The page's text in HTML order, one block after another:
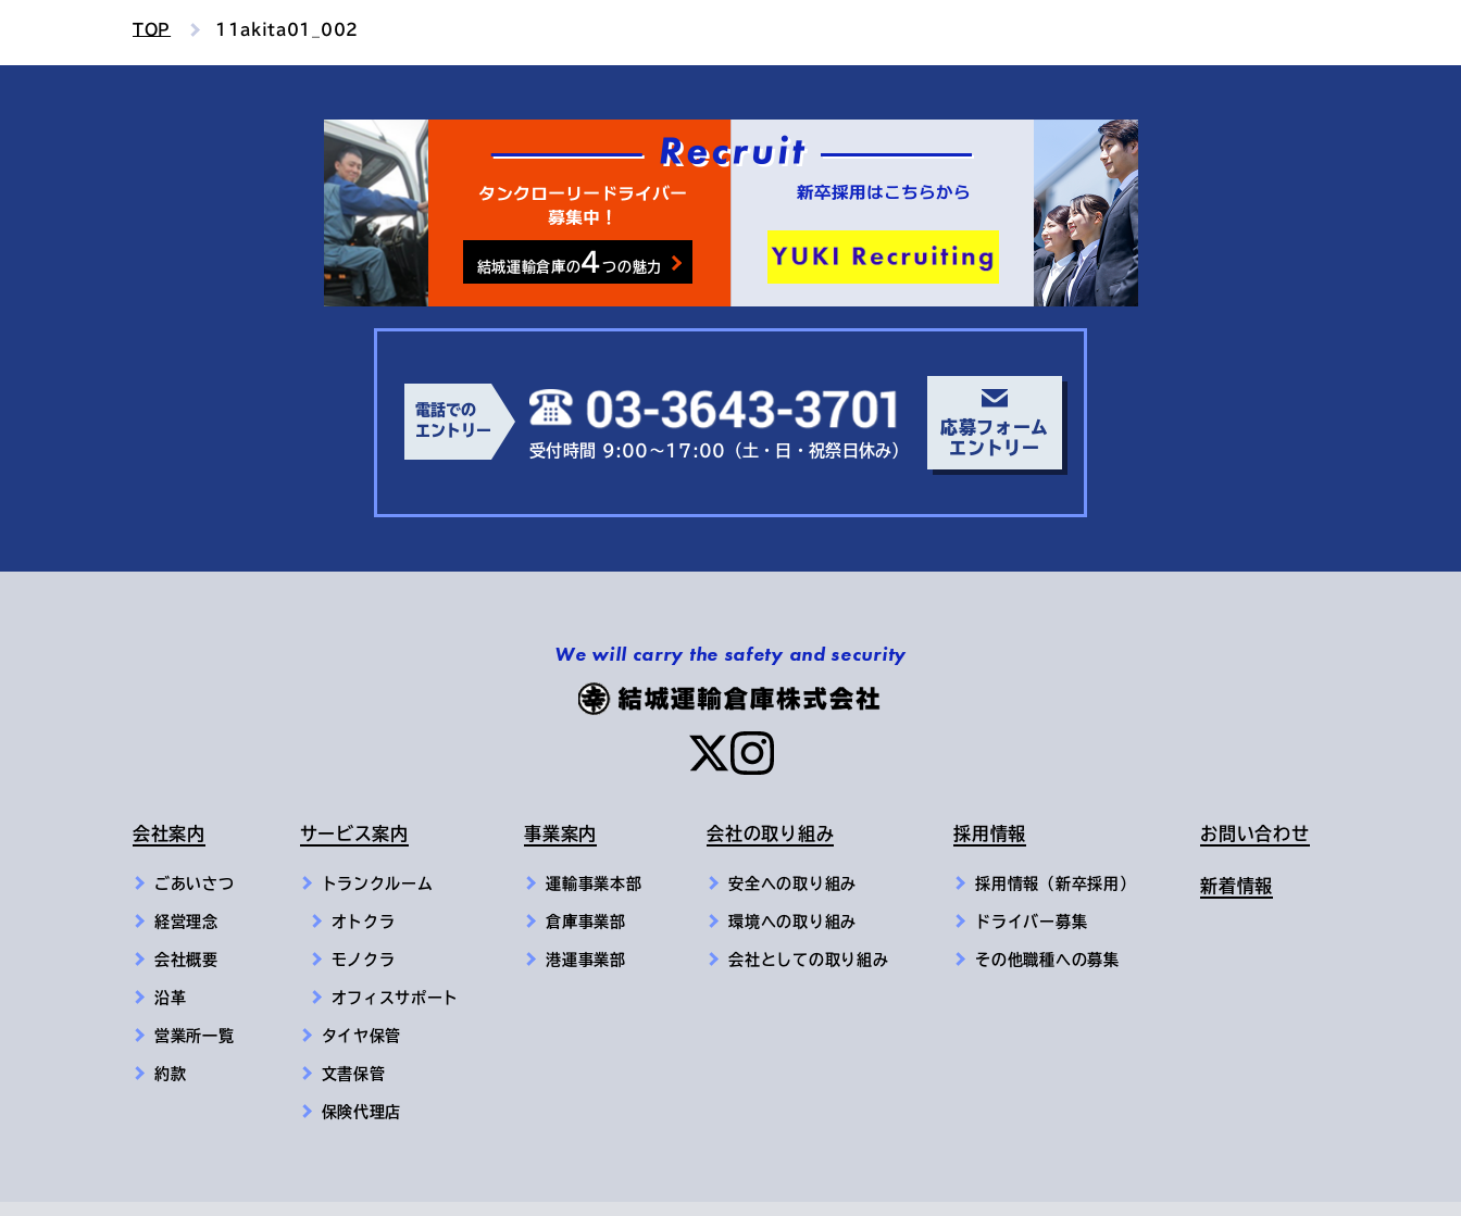
TOP 11akita01_002
結城運輸倉庫の4つの魅力
電話での
エントリー
受付時間 9:00～17:00（土・日・祝祭日休み）
応募フォーム
エントリー
We will carry the safety and security
会社案内
ごあいさつ
経営理念
会社概要
沿革
営業所一覧
約款
サービス案内
トランクルーム
オトクラ
モノクラ
オフィスサポート
タイヤ保管
文書保管
保険代理店
事業案内
運輸事業本部
倉庫事業部
港運事業部
会社の取り組み
安全への取り組み
環境への取り組み
会社としての取り組み
採用情報
採用情報（新卒採用）
ドライバー募集
その他職種への募集
お問い合わせ
新着情報